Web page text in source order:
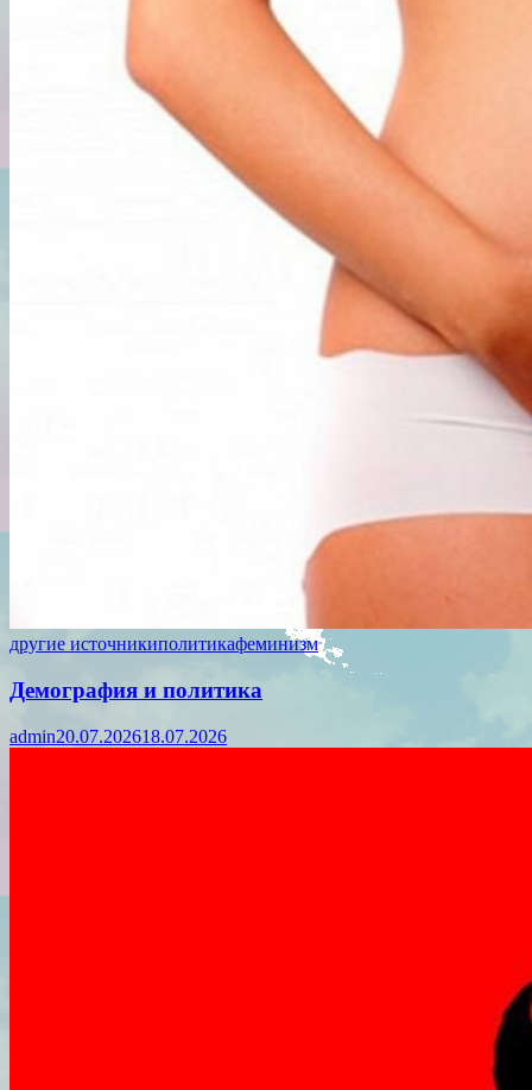
другие источникиполитикафеминизм
Демография и политика
admin20.07.202618.07.2026